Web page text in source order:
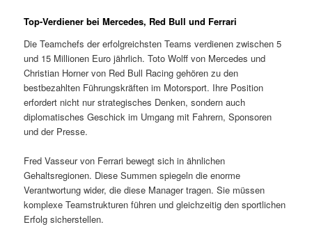
Top-Verdiener bei Mercedes, Red Bull und Ferrari
Die Teamchefs der erfolgreichsten Teams verdienen zwischen 5
und 15 Millionen Euro jährlich. Toto Wolff von Mercedes und
Christian Horner von Red Bull Racing gehören zu den
bestbezahlten Führungskräften im Motorsport. Ihre Position
erfordert nicht nur strategisches Denken, sondern auch
diplomatisches Geschick im Umgang mit Fahrern, Sponsoren
und der Presse.
Fred Vasseur von Ferrari bewegt sich in ähnlichen
Gehaltsregionen. Diese Summen spiegeln die enorme
Verantwortung wider, die diese Manager tragen. Sie müssen
komplexe Teamstrukturen führen und gleichzeitig den sportlichen
Erfolg sicherstellen.